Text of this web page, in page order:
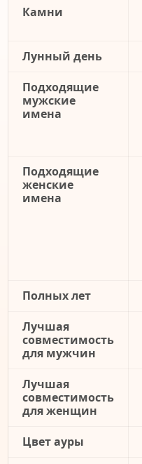
Камни
Лунный день
Подходящие
мужские
имена
Подходящие
женские
имена
Полных лет
Лучшая
совместимость
для мужчин
Лучшая
совместимость
для женщин
Цвет ауры